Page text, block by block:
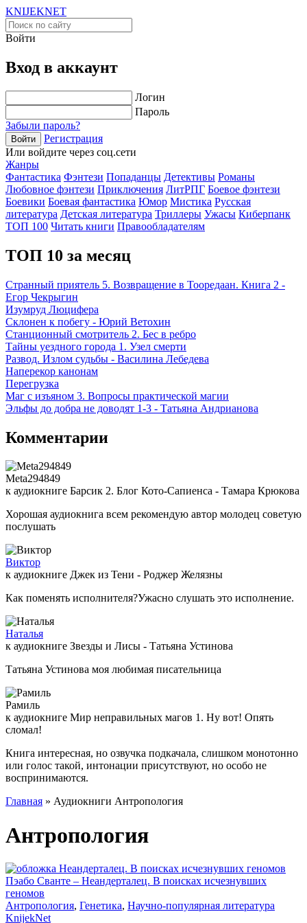
KNIJEKNET
Войти
Вход в аккаунт
Логин
Пароль
Забыли пароль?
Войти
Регистрация
Или войдите через соц.сети
Жанры
Фантастика Фэнтези Попаданцы Детективы Романы
Любовное фэнтези Приключения ЛитРПГ Боевое фэнтези
Боевики Боевая фантастика Юмор Мистика Русская
литература Детская литература Триллеры Ужасы Киберпанк
ТОП 100 Читать книги Правообладателям
ТОП 10 за месяц
Странный приятель 5. Возвращение в Тооредаан. Книга 2 -
Егор Чекрыгин
Изумруд Люцифера
Склонен к побегу - Юрий Ветохин
Станционный смотритель 2. Бес в ребро
Тайны уездного города 1. Узел смерти
Развод. Излом судьбы - Василина Лебедева
Наперекор канонам
Перегрузка
Маг с изъяном 3. Вопросы практической магии
Эльфы до добра не доводят 1-3 - Татьяна Андрианова
Комментарии
Meta294849
к аудиокниге Барсик 2. Блог Кото-Сапиенса - Тамара Крюкова
Хорошая аудиокнига всем рекомендую автор молодец советую
послушать
Виктор
к аудиокниге Джек из Тени - Роджер Желязны
Как поменять исполнителя?Ужасно слушать это исполнение.
Наталья
к аудиокниге Звезды и Лисы - Татьяна Устинова
Татьяна Устинова моя любимая писательница
Рамиль
к аудиокниге Мир неправильных магов 1. Ну вот! Опять
сломал!
Книга интересная, но озвучка подкачала, слишком монотонно
или голос такой, интонации присутствуют, но особо не
воспринимаются.
Главная » Аудиокниги Антропология
Антропология
Пэабо Сванте – Неандерталец. В поисках исчезнувших
геномов
Антропология, Генетика, Научно-популярная литература
KnijekNet